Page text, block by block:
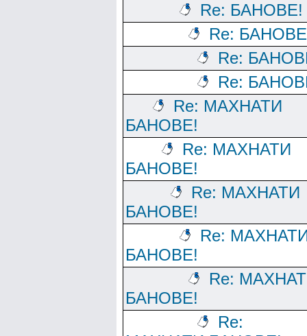
Re: БАНОВЕ!
Re:
Re:
Re:
Re: МАХНАТИ
БАНОВЕ!
Re: МАХНАТИ
БАНОВЕ!
Re: МАХНАТИ
БАНОВЕ!
Re:
БАНОВЕ!
Re:
БАНОВЕ!
Re: